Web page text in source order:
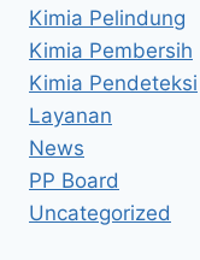
Kimia Pelindung
Kimia Pembersih
Kimia Pendeteksi
Layanan
News
PP Board
Uncategorized